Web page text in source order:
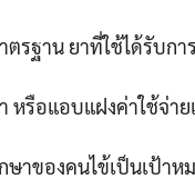
รฐาน ยาที่ใช้ได้รับกา
หรือแอบแฝงค่าใช้จ่าย
าของคนไข้เป็นเป้าห